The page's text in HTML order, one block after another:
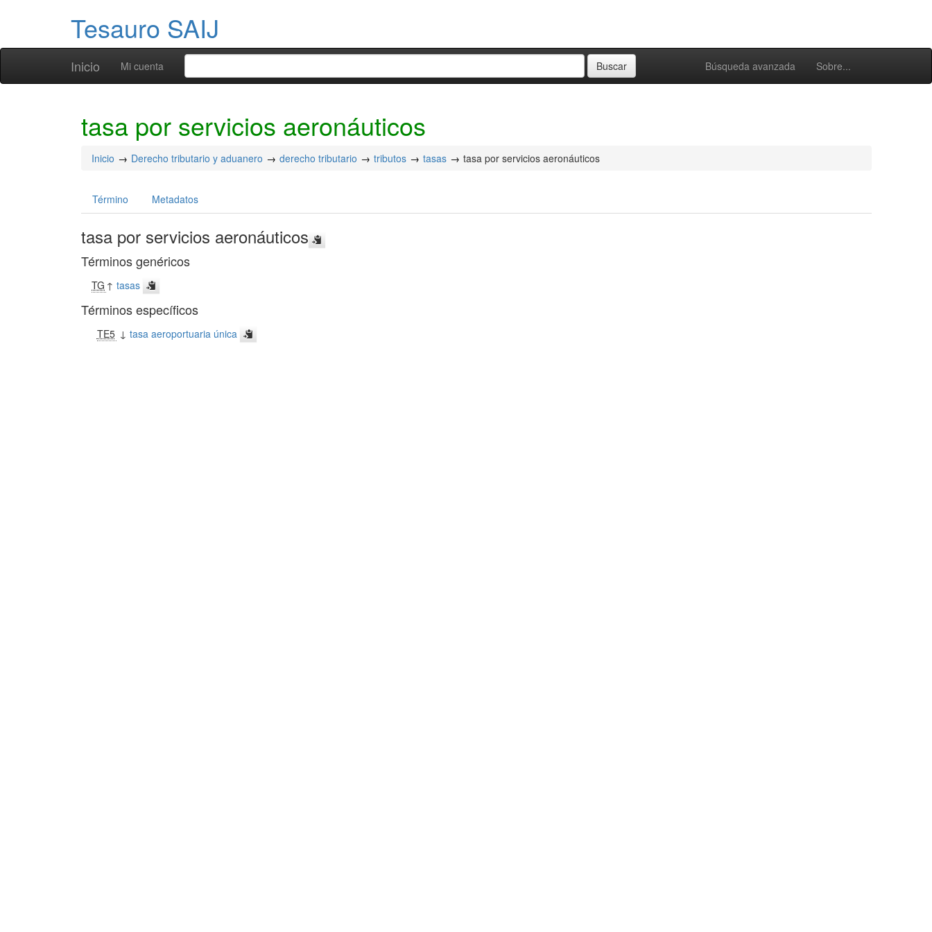
Tesauro SAIJ
Inicio Búsqueda avanzada Sobre...
Mi cuenta
tasa por servicios aeronáuticos
Inicio Derecho tributario y aduanero derecho tributario tributos tasas tasa por servicios aeronáuticos
Término Metadatos
tasa por servicios aeronáuticos
Términos genéricos
TG ↑tasas
Términos específicos
TE5 ↓ tasa aeroportuaria única